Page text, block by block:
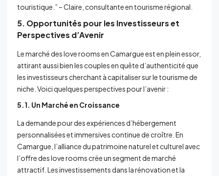
touristique.” – Claire, consultante en tourisme régional.
5. Opportunités pour les Investisseurs et
Perspectives d’Avenir
Le marché des love rooms en Camargue est en plein essor,
attirant aussi bien les couples en quête d’authenticité que
les investisseurs cherchant à capitaliser sur le tourisme de
niche. Voici quelques perspectives pour l’avenir :
5.1. Un Marché en Croissance
La demande pour des expériences d’hébergement
personnalisées et immersives continue de croître. En
Camargue, l’alliance du patrimoine naturel et culturel avec
l’offre des love rooms crée un segment de marché
attractif. Les investissements dans la rénovation et la